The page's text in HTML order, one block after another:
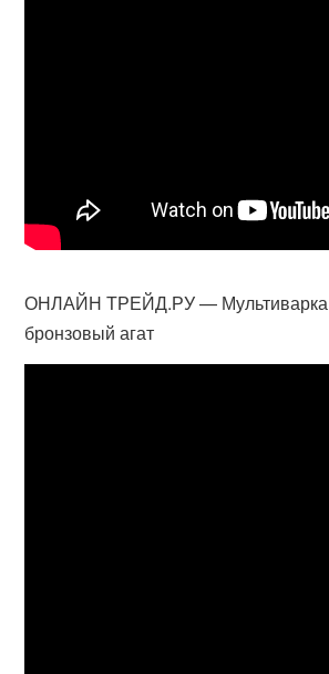
ОНЛАЙН ТРЕЙД.РУ — Мультиварка
бронзовый агат